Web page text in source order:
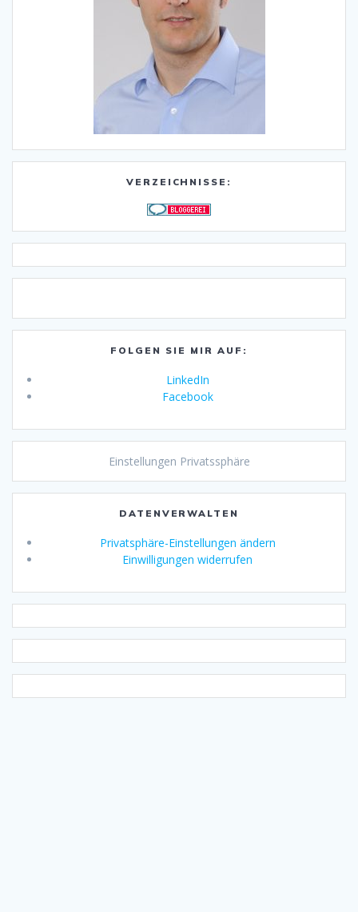
VERZEICHNISSE:
FOLGEN SIE MIR AUF:
LinkedIn
Facebook
Einstellungen Privatssphäre
DATENVERWALTEN
Privatsphäre-Einstellungen ändern
Einwilligungen widerrufen